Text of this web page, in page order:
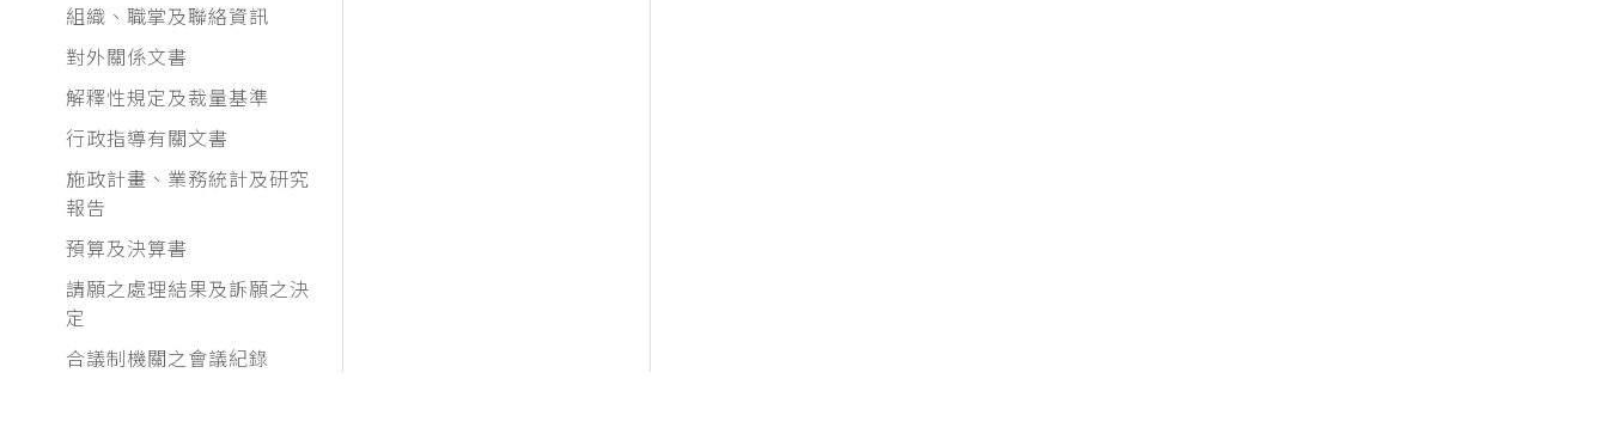
組織、職掌及聯絡資訊
對外關係文書
解釋性規定及裁量基準
行政指導有關文書
施政計畫、業務統計及研究
報告
預算及決算書
請願之處理結果及訴願之決
定
合議制機關之會議紀錄